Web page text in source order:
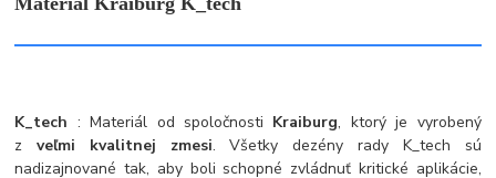
K_tech : Materiál od spoločnosti Kraiburg, ktorý je vyrobený
z veľmi kvalitnej zmesi. Všetky dezény rady K_tech sú
nadizajnované tak, aby boli schopné zvládnuť kritické aplikácie,